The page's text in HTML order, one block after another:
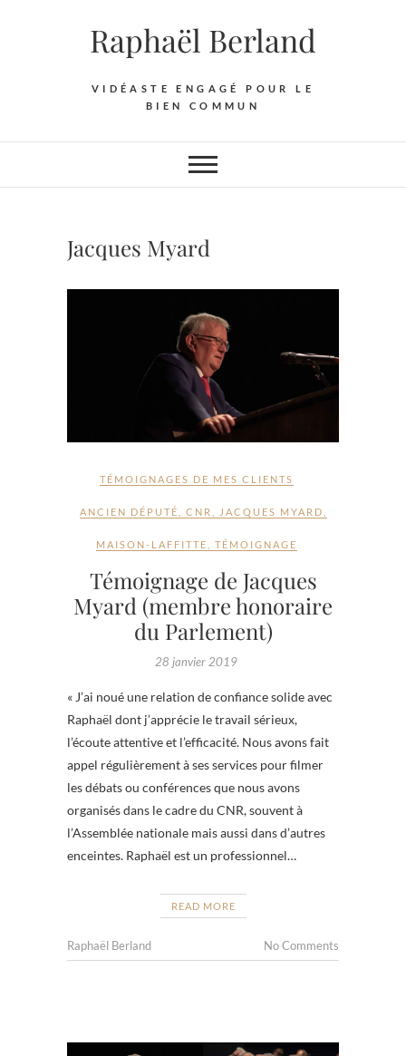
Raphaël Berland
VIDÉASTE ENGAGÉ POUR LE
BIEN COMMUN
Jacques Myard
TÉMOIGNAGES DE MES CLIENTS
ANCIEN DÉPUTÉ CNR JACQUES MYARD
MAISON-LAFFITTE TÉMOIGNAGE
Témoignage de Jacques
Myard (membre honoraire
du Parlement)
28 janvier 2019
« J’ai noué une relation de confiance solide avec
Raphaël dont j’apprécie le travail sérieux,
l’écoute attentive et l’efficacité. Nous avons fait
appel régulièrement à ses services pour filmer
les débats ou conférences que nous avons
organisés dans le cadre du CNR, souvent à
l’Assemblée nationale mais aussi dans d’autres
enceintes. Raphaël est un professionnel…
READ MORE
Raphaël Berland No Comments